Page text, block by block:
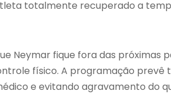
totalmente recuperado a
Neymar fique fora das próximas
físico. A programação
e evitando agravamento do